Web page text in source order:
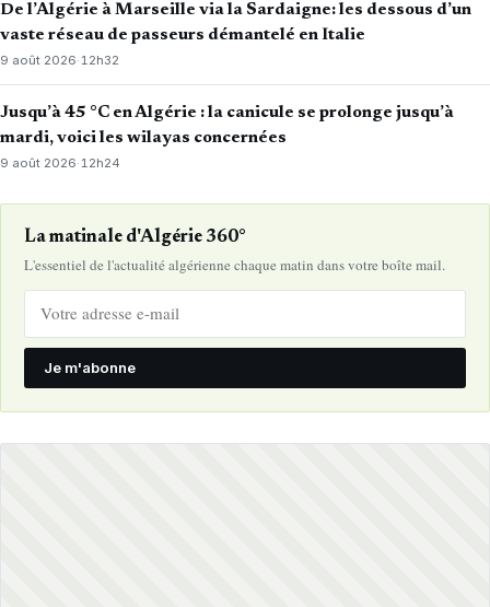
De l’Algérie à Marseille via la Sardaigne: les dessous d’un
vaste réseau de passeurs démantelé en Italie
9 août 2026· 12h32
Jusqu’à 45 °C en Algérie : la canicule se prolonge jusqu’à
mardi, voici les wilayas concernées
9 août 2026·12h24
La matinale d'Algérie 360°
L'essentiel de l'actualité algérienne chaque matin dans votre boîte mail.
Je m'abonne